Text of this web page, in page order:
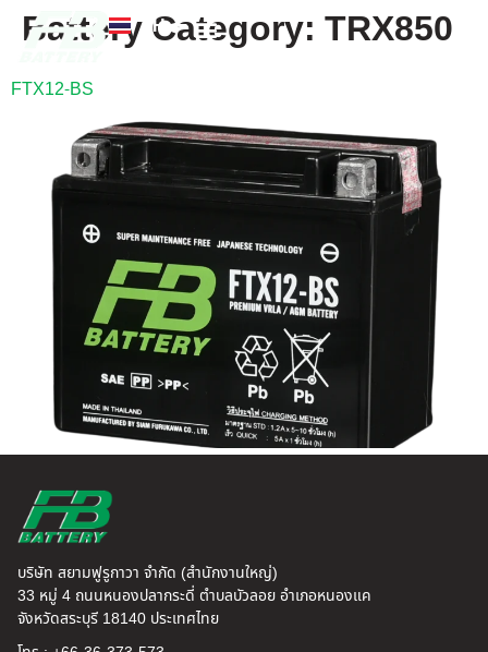
TH
EN
Battery Category: TRX850
FTX12-BS
บริษัท สยามฟูรูกาวา จำกัด (สำนักงานใหญ่)
33 หมู่ 4 ถนนหนองปลากระดี่ ตำบลบัวลอย อำเภอหนองแค
จังหวัดสระบุรี 18140 ประเทศไทย